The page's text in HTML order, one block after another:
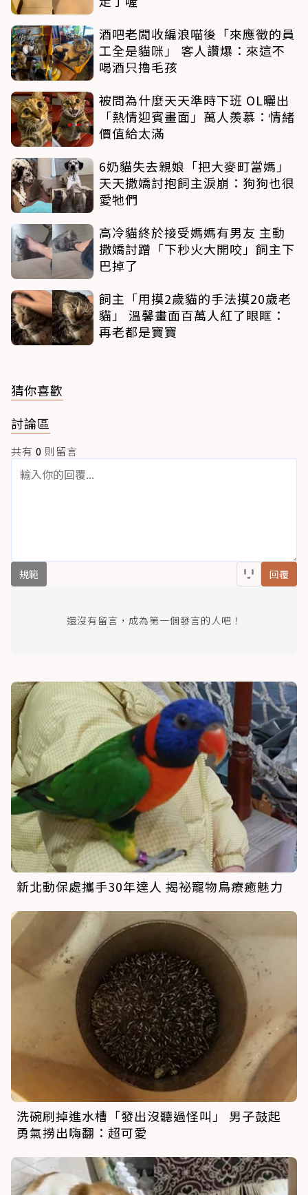
酒吧老闆收編浪喵後「來應徵的員
工全是貓咪」 客人讚爆：來這不
喝酒只擼毛孩
被問為什麼天天準時下班 OL曬出
「熱情迎賓畫面」萬人羨慕：情緒
價值給太滿
6奶貓失去親娘「把大麥町當媽」
天天撒嬌討抱飼主淚崩：狗狗也很
愛牠們
高冷貓終於接受媽媽有男友 主動
撒嬌討蹭「下秒火大開咬」飼主下
巴掉了
飼主「用摸2歲貓的手法摸20歲老
貓」 溫馨畫面百萬人紅了眼眶：
再老都是寶寶
猜你喜歡
討論區
共有 0 則留言
規範 回覆
還沒有留言，成為第一個發言的人吧！
新北動保處攜手30年達人 揭祕寵物鳥療癒魅力
洗碗刷掉進水槽「發出沒聽過怪叫」 男子鼓起
勇氣撈出嗨翻：超可愛